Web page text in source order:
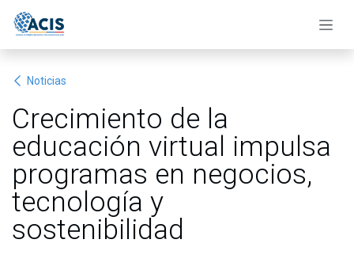
Noticias
Crecimiento de la
educación virtual impulsa
programas en negocios,
tecnología y
sostenibilidad